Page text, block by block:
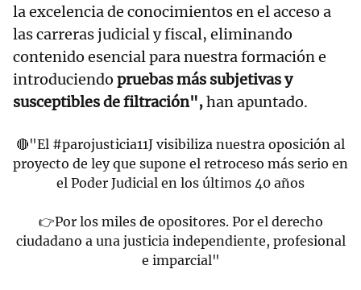
la excelencia de conocimientos en el acceso a
las carreras judicial y fiscal, eliminando
contenido esencial para nuestra formación e
introduciendo pruebas más subjetivas y
susceptibles de filtración",han apuntado.
🔴"El #parojusticia11J visibiliza nuestra oposición al
proyecto de ley que supone el retroceso más serio en
el Poder Judicial en los últimos 40 años
👉Por los miles de opositores. Por el derecho
ciudadano a una justicia independiente, profesional
e imparcial"